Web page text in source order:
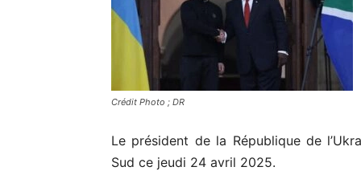
Crédit Photo ; DR
Le président de la République de
Sud ce jeudi 24 avril 2025.